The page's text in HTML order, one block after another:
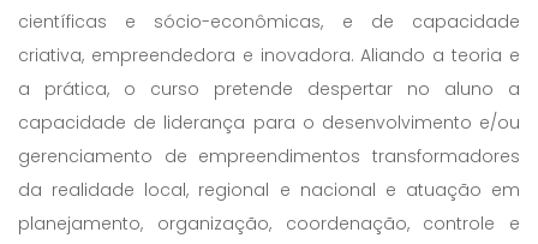
científicas e sócio-econômicas, e de capacidade
criativa, empreendedora e inovadora. Aliando a teoria e
a prática, o curso pretende despertar no aluno a
capacidade de liderança para o desenvolvimento e/ou
gerenciamento de empreendimentos transformadores
da realidade local, regional e nacional e atuação em
planejamento, organização, coordenação, controle e